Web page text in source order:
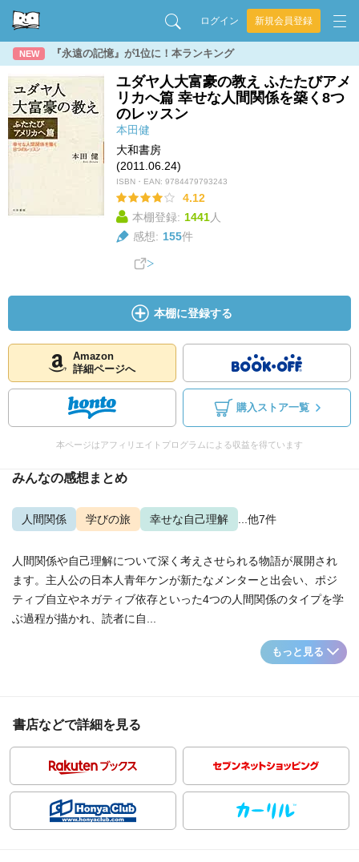
ログイン 新規会員登録
NEW 『永遠の記憶』が1位に！本ランキング
ユダヤ人大富豪の教え ふたたびアメ
リカへ篇 幸せな人間関係を築く8つ
のレッスン
本田健
大和書房
(2011.06.24)
ISBN・EAN: 9784479793243
4.12
本棚登録: 1441人
感想: 155件
本棚に登録する
Amazon
詳細ページへ
購入ストア一覧
本ページはアフィリエイトプログラムによる収益を得ています
みんなの感想まとめ
人間関係 学びの旅 幸せな自己理解 ...他7件
人間関係や自己理解について深く考えさせられる物語が展開され
ます。主人公の日本人青年ケンが新たなメンターと出会い、ポジ
ティブ自立やネガティブ依存といった4つの人間関係のタイプを学
ぶ過程が描かれ、読者に自...
もっと見る
書店などで詳細を見る